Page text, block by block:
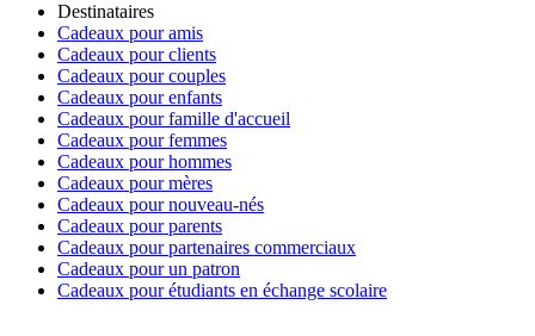
Destinataires
Cadeaux pour amis
Cadeaux pour clients
Cadeaux pour couples
Cadeaux pour enfants
Cadeaux pour famille d'accueil
Cadeaux pour femmes
Cadeaux pour hommes
Cadeaux pour mères
Cadeaux pour nouveau-nés
Cadeaux pour parents
Cadeaux pour partenaires commerciaux
Cadeaux pour un patron
Cadeaux pour étudiants en échange scolaire